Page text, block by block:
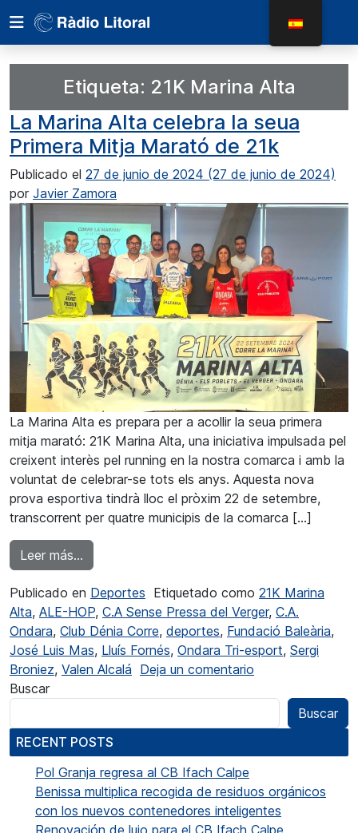
Etiqueta: 21K Marina Alta
La Marina Alta celebra la seua
Primera Mitja Marató de 21k
Publicado el 27 de junio de 2024 (27 de junio de 2024)
por Javier Zamora
La Marina Alta es prepara per a acollir la seua primera
mitja marató: 21K Marina Alta, una iniciativa impulsada pel
creixent interès pel running en la nostra comarca i amb la
voluntat de celebrar-se tots els anys. Aquesta nova
prova esportiva tindrà lloc el pròxim 22 de setembre,
transcorrent per quatre municipis de la comarca […]
Leer más…
Publicado en Deportes Etiquetado como 21K Marina
Alta, ALE-HOP, C.A Sense Pressa del Verger, C.A.
Ondara, Club Dénia Corre, deportes, Fundació Baleària,
José Luis Mas, Lluís Fornés, Ondara Tri-esport, Sergi
Broniez, Valen Alcalá Deja un comentario
Buscar
Buscar
RECENT POSTS
Pol Granja regresa al CB Ifach Calpe
Benissa multiplica recogida de residuos orgánicos
con los nuevos contenedores inteligentes
Renovación de lujo para el CB Ifach Calpe